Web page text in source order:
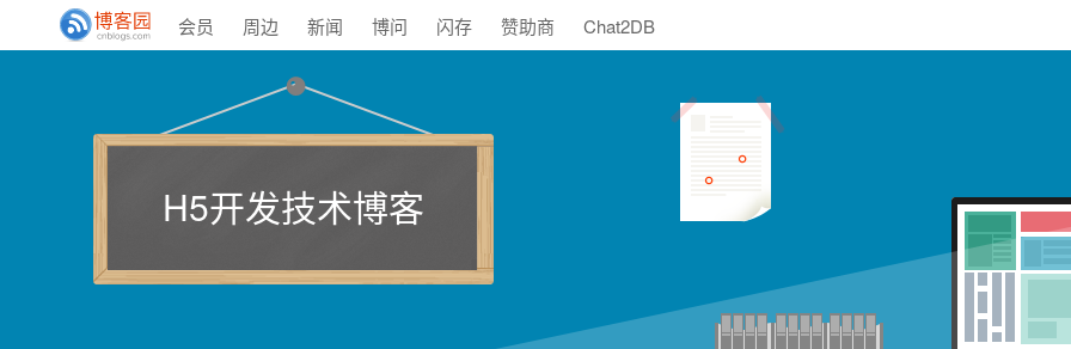
会员 周边 新闻 博问 闪存 赞助商 Chat2DB
H5开发技术博客